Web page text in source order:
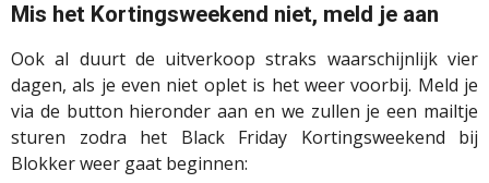
Mis het Kortingsweekend niet, meld je aan
Ook al duurt de uitverkoop straks waarschijnlijk vier
dagen, als je even niet oplet is het weer voorbij. Meld je
via de button hieronder aan en we zullen je een mailtje
sturen zodra het Black Friday Kortingsweekend bij
Blokker weer gaat beginnen: